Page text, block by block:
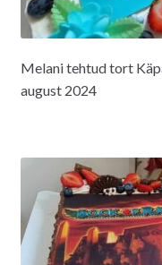
Melani tehtud tort
august 2024